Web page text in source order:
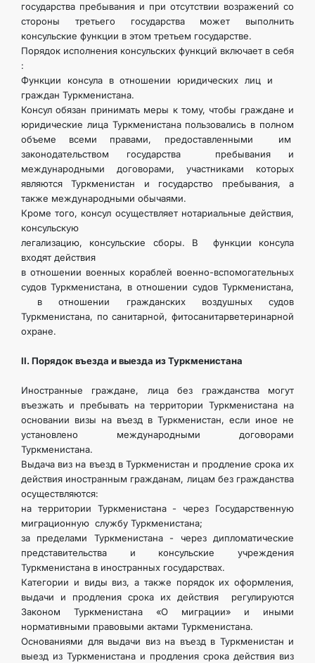
государства пребывания и при отсутствии возражений со
стороны третьего государ­ства может выполнить
консульские функции в этом третьем государстве.
Порядок исполнения консульских функций включает в себя
:
Функции консула в отношении юридических лиц и
граждан Туркменистана.
Консул обязан принимать меры к тому, чтобы граждане и
юридические лица Туркменистана пользовались в полном
объеме всеми права­ми, предоставленными им
законодательством государства пребывания и
международными договорами, участниками которых
являются Туркменистан и государство пребывания, а
также международными обыча­ями.
Кроме того, консул осуществляет нотариальные действия,
консульскую
легализацию, консульские сборы. В функции консула
входят действия
в отношении военных кораблей военно-вспомогательных
судов Туркменистана, в отношении судов Туркменистана,
в отношении гражданских воздушных судов
Туркменистана, по санитарной, фитосанитарветеринарной
охране.
II. Порядок въезда и выезда из Туркменистана
Иностранные граждане, лица без гражданства могут
въезжать и пребывать на территории Туркменистана на
основании визы на въезд в Туркменистан, если иное не
установлено международными договорами
Туркменистана.
Выдача виз на въезд в Туркменистан и продление срока их
действия иностранным гражданам, лицам без гражданства
осуществляются:
на территории Туркменистана - через Государственную
миграционную службу Туркменистана;
за пределами Туркменистана - через дипломатические
представительства и консульские учреждения
Туркменистана в иностранных государствах.
Категории и виды виз, а также порядок их оформления,
выдачи и продления срока их действия регулируются
Законом Туркменистана «О миграции» и иными
нормативными правовыми актами Туркменистана.
Основаниями для выдачи виз на въезд в Туркменистан и
выезд из Туркменистана и продления срока действия виз